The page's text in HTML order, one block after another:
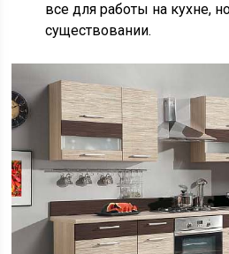
все для работы на кухне,
существовании.